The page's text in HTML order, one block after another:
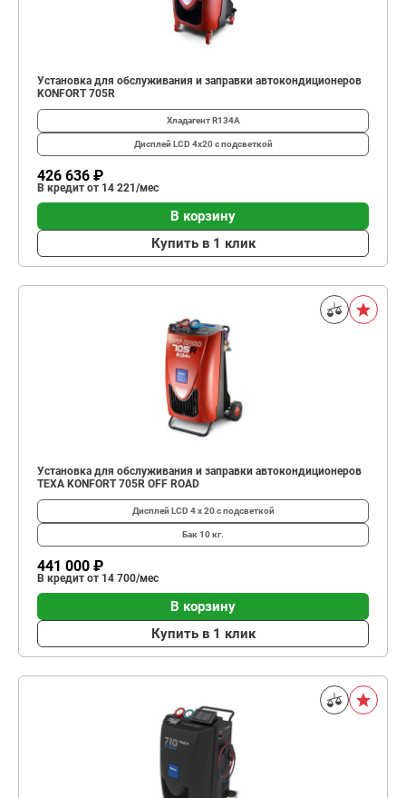
Установка для обслуживания и заправки автокондиционеров
KONFORT 705R
ХладагентR134A
Дисплей LCD 4x20 с подсветкой
426 636 ₽
В кредит от 14 221/мес
В корзину
Купить в 1 клик
Установка для обслуживания и заправки автокондиционеров
TEXA KONFORT 705R OFF ROAD
Дисплей LCD 4 х 20 с подсветкой
Бак10 кг.
441 000 ₽
В кредит от 14 700/мес
В корзину
Купить в 1 клик